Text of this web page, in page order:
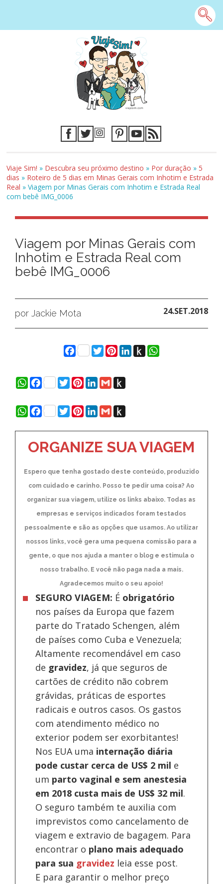
Viaje Sim! » Descubra seu próximo destino » Por duração »5
dias » Roteiro de 5 dias em Minas Gerais com Inhotim e Estrada
Real »Viagem por Minas Gerais com Inhotim e Estrada Real
com bebê IMG_0006
Viagem por Minas Gerais com
Inhotim e Estrada Real com
bebê IMG_0006
por Jackie Mota 24.SET.2018
Facebook
Twitter
Pinterest
LinkedIn
Push
to
WhatsApp
WhatsApp
Facebook
Twitter
Pinterest
LinkedIn
GmailPush
Kindle
WhatsApp
Facebook
Twitter
Pinterest
LinkedIn
GmailPush
to
Kindle
ORGANIZE SUA VIAGEM
Espero que tenha gostado deste conteúdo, produzido
com cuidado e carinho. Posso te pedir uma coisa? Ao
organizar sua viagem, utilize os links abaixo. Todas as
empresas e serviços indicados foram testados
pessoalmente e são as opções que usamos. Ao utilizar
nossos links, você gera uma pequena comissão para a
gente, o que nos ajuda a manter o blog e estimula o
nosso trabalho. E você não paga nada a mais.
Agradecemos muito o seu apoio!
SEGURO VIAGEM: É obrigatório
nos países da Europa que fazem
parte do Tratado Schengen, além
de países como Cuba e Venezuela;
Altamente recomendável em caso
de gravidez, já que seguros de
cartões de crédito não cobrem
grávidas, práticas de esportes
radicais e outros casos. Os gastos
com atendimento médico no
exterior podem ser exorbitantes!
Nos EUA uma internação diária
pode custar cerca de US$ 2 mil e
um parto vaginal e sem anestesia
em 2018 custa mais de US$ 32 mil.
O seguro também te auxilia com
imprevistos como cancelamento de
viagem e extravio de bagagem. Para
encontrar o plano mais adequado
para sua gravidez leia esse post.
E para garantir o melhor preço